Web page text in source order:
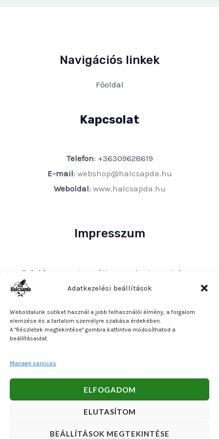
Adatkezelési beállítások
Weboldalunk sütiket használ a jobb felhasználói élmény, a forgalom
elemzése és a tartalom személyre szabása érdekében.
A "Részletek megtekintése" gombra kattintva módosíthatod a
beállításaidat.
Manage services
ELFOGADOM
ELUTASÍTOM
BEÁLLÍTÁSOK MEGTEKINTÉSE
Navigációs linkek
Főoldal
Kapcsolat
Telefon: +36309628619
E-mail: webshop@halcsapda.hu
Weboldal: www.halcsapda.hu
Impresszum
Tulajdonos
: Bakos Bálint E. V. (Halcsapda)
Székhely és postacím: 2890 Tata, Nyárfa u. 7.
Közösségi adószám: HU90921379
Bankszámlaszám: OTP Bank 11740047-27102600
by Bakos Bálint E. V. (Halcsapda).